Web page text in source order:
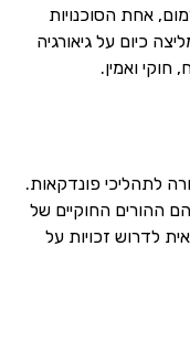
אחת הסוכנויות
כיום על גיאורגיה
ואמין.
לתהליכי פונדקאות.
ההורים החוקיים של
לדרוש זכויות על